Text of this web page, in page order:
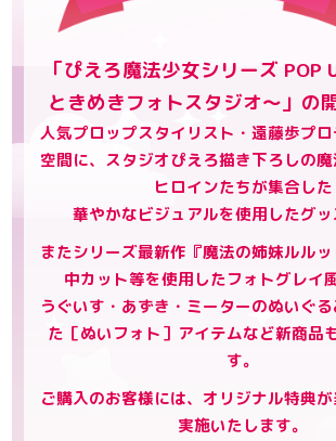
「ぴえろ魔法少女シリーズ POP
ときめきフォトスタジオ～」の
人気プロップスタイリスト・遠藤歩プ
空間に、スタジオぴえろ描き下ろしの
ヒロインたちが集合した
華やかなビジュアルを使用したグッ
またシリーズ最新作『魔法の姉妹ルル
中カット等を使用したフォトグレイ
うぐいす・あずき・ミーターのぬいぐ
た［ぬいフォト］アイテムなど新商品
す。
ご購入のお客様には、オリジナル特典
実施いたします。